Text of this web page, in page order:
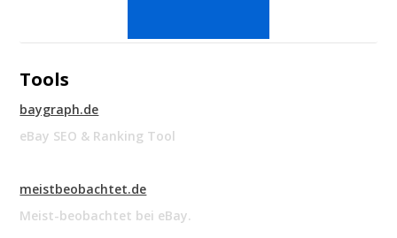
Tools
baygraph.de
eBay SEO & Ranking Tool
meistbeobachtet.de
Meist-beobachtet bei eBay.